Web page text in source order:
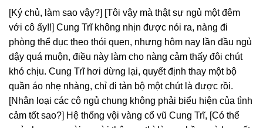
[Ký chủ, làm sao vậy?] [Tôi vậy mà thật sự ngủ một đêm
với cô ấy!!] Cung Trĩ không nhịn được nói ra, nàng đi
phòng thể dục theo thói quen, nhưng hôm nay lần đầu ngủ
dậy quá muộn, điều này làm cho nàng cảm thấy đôi chút
khó chịu. Cung Trĩ hơi dừng lại, quyết định thay một bộ
quần áo nhẹ nhàng, chỉ đi tản bộ một chút là được rồi.
[Nhân loại các cô ngủ chung không phải biểu hiện của tình
cảm tốt sao?] Hệ thống vội vàng cổ vũ Cung Trĩ, [Có thể